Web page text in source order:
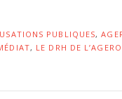
PUBLIQUES,
, LE DRH DE